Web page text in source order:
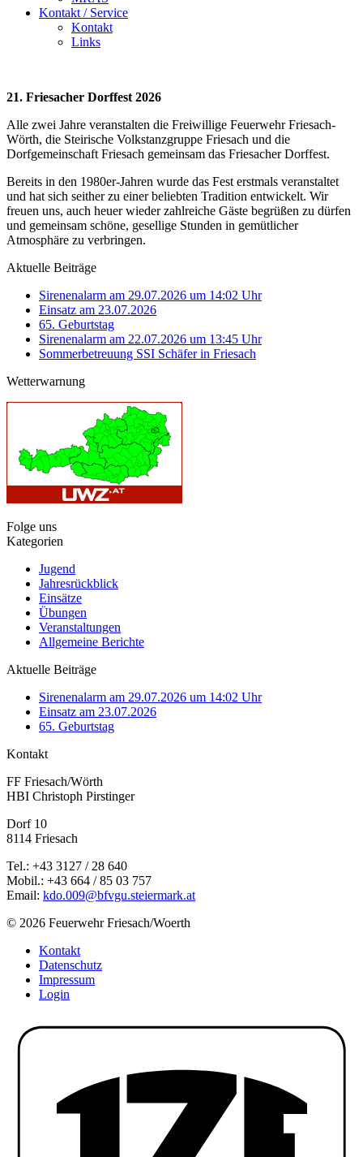
Kontakt / Service
Kontakt
Links
21. Friesacher Dorffest 2026
Alle zwei Jahre veranstalten die Freiwillige Feuerwehr Friesach-
Wörth, die Steirische Volkstanzgruppe Friesach und die
Dorfgemeinschaft Friesach gemeinsam das Friesacher Dorffest.
Bereits in den 1980er-Jahren wurde das Fest erstmals veranstaltet
und hat sich seither zu einer beliebten Tradition entwickelt. Wir
freuen uns, auch heuer wieder zahlreiche Gäste begrüßen zu dürfen
und gemeinsam schöne, gesellige Stunden in gemütlicher
Atmosphäre zu verbringen.
Aktuelle Beiträge
Sirenenalarm am 29.07.2026 um 14:02 Uhr
Einsatz am 23.07.2026
65. Geburtstag
Sirenenalarm am 22.07.2026 um 13:45 Uhr
Sommerbetreuung SSI Schäfer in Friesach
Wetterwarnung
Folge uns
Kategorien
Jugend
Jahresrückblick
Einsätze
Übungen
Veranstaltungen
Allgemeine Berichte
Aktuelle Beiträge
Sirenenalarm am 29.07.2026 um 14:02 Uhr
Einsatz am 23.07.2026
65. Geburtstag
Kontakt
FF Friesach/Wörth
HBI Christoph Pirstinger
Dorf 10
8114 Friesach
Tel.: +43 3127 / 28 640
Mobil.: +43 664 / 85 03 757
Email: kdo.009@bfvgu.steiermark.at
© 2026 Feuerwehr Friesach/Woerth
Kontakt
Datenschutz
Impressum
Login